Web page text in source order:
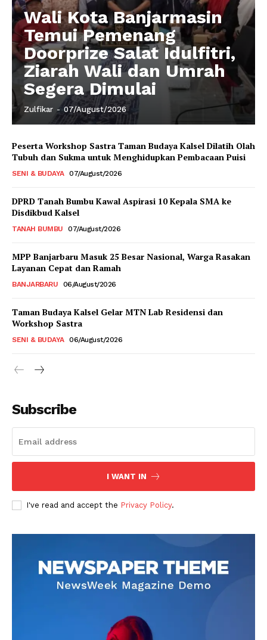
Wali Kota Banjarmasin
Temui Pemenang
Doorprize Salat Idulfitri,
Ziarah Wali dan Umrah
Segera Dimulai
Zulfikar - 07/August/2026
Peserta Workshop Sastra Taman Budaya Kalsel Dilatih Olah
Tubuh dan Sukma untuk Menghidupkan Pembacaan Puisi
SENI & BUDAYA 07/August/2026
DPRD Tanah Bumbu Kawal Aspirasi 10 Kepala SMA ke
Disdikbud Kalsel
TANAH BUMBU 07/August/2026
MPP Banjarbaru Masuk 25 Besar Nasional, Warga Rasakan
Layanan Cepat dan Ramah
BANJARBARU 06/August/2026
Taman Budaya Kalsel Gelar MTN Lab Residensi dan
Workshop Sastra
SENI & BUDAYA 06/August/2026
Subscribe
I WANT IN
I've read and accept the Privacy Policy.